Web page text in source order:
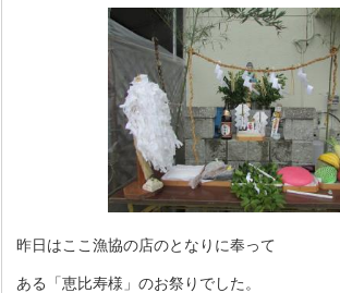
昨日はここ漁協の店のとなりに奉って
ある「恵比寿様」のお祭りでした。